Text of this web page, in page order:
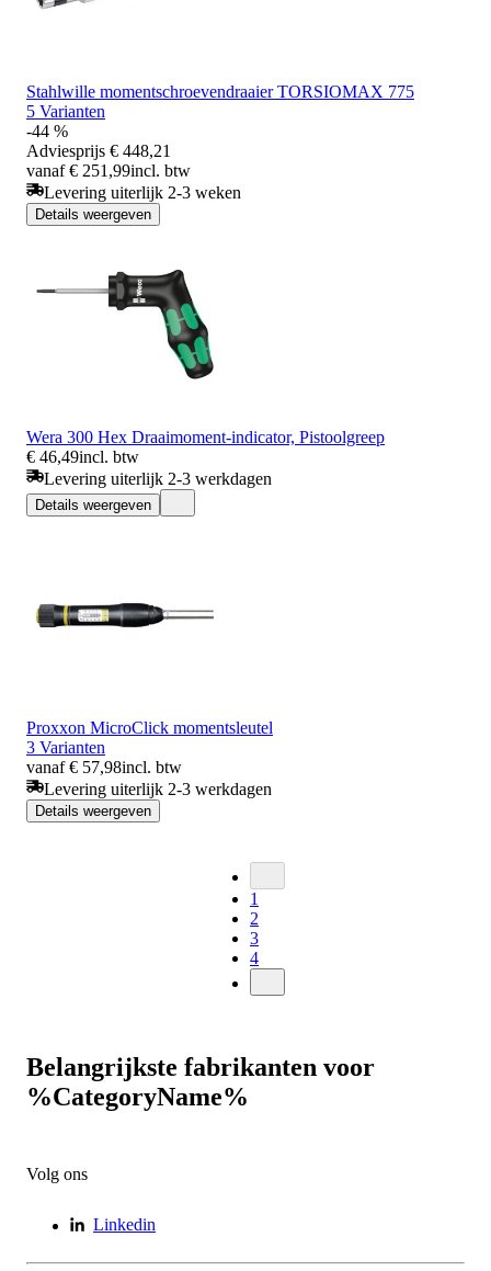
Stahlwille momentschroevendraaier TORSIOMAX 775
5 Varianten
-44 %
Adviesprijs € 448,21
vanaf € 251,99incl. btw
Levering uiterlijk 2-3 weken
Details weergeven
Wera 300 Hex Draaimoment-indicator, Pistoolgreep
€ 46,49incl. btw
Levering uiterlijk 2-3 werkdagen
Details weergeven
Proxxon MicroClick momentsleutel
3 Varianten
vanaf € 57,98incl. btw
Levering uiterlijk 2-3 werkdagen
Details weergeven
1
2
3
4
Belangrijkste fabrikanten voor
%CategoryName%
Volg ons
Linkedin